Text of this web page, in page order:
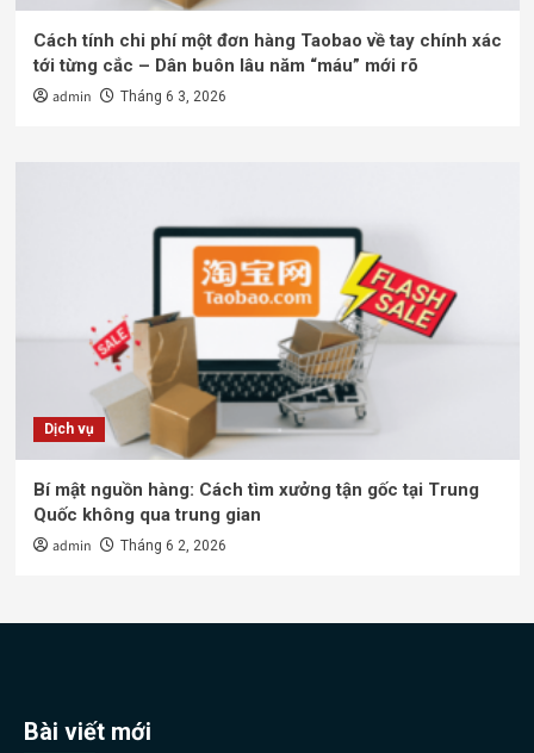
Cách tính chi phí một đơn hàng Taobao về tay chính xác
tới từng cắc – Dân buôn lâu năm “máu” mới rõ
admin Tháng 6 3, 2026
Dịch vụ
Bí mật nguồn hàng: Cách tìm xưởng tận gốc tại Trung
Quốc không qua trung gian
admin Tháng 6 2, 2026
Bài viết mới